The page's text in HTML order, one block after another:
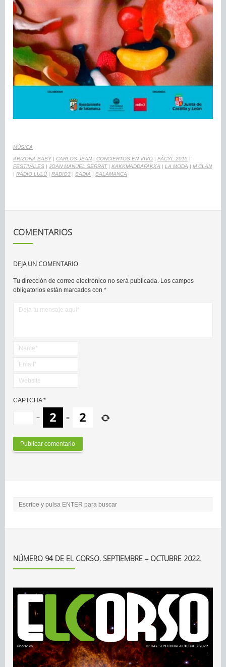
MÚSICA
ARIZONA BABY CARLOS JEAN CONCIERTOS EN VIVO FÀCYL 2015
FESTIVALES
JOAN MANUEL SERRAT| KAKKMADDAFAKKA LA MODA
M CLAN
RADIO LULÚ RADIO3 SADIA SALAMANCA
COMENTARIOS
DEJA UN COMENTARIO
Tu dirección de correo electrónico no será publicada. Los campos
obligatorios están marcados con *
CAPTCHA*
− =
NÚMERO 94 DE EL CORSO. SEPTIEMBRE – OCTUBRE 2022.